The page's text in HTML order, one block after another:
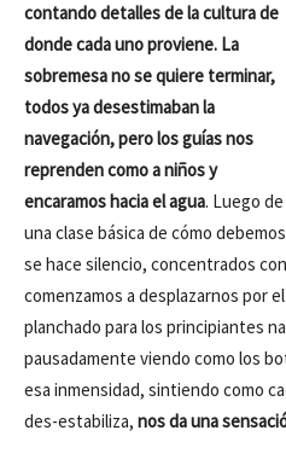
contando detalles de la cultura de
donde cada uno proviene. La
sobremesa no se quiere terminar,
todos ya desestimaban la
navegación, pero los guías nos
reprenden como a niños y
encaramos hacia el agua. Luego de
una clase básica de cómo
se hace silencio, concentrados
comenzamos a desplazarnos por
planchado para los principiantes
pausadamente viendo como los
esa inmensidad, sintiendo como
des-estabiliza, nos da una